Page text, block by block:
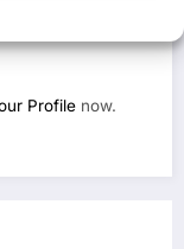
Profile now.